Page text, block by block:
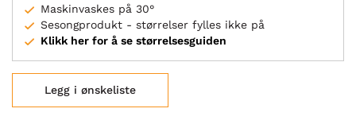
Maskinvaskes på 30°
Sesongprodukt - størrelser fylles ikke på
Klikk her for å se størrelsesguiden
Legg i ønskeliste